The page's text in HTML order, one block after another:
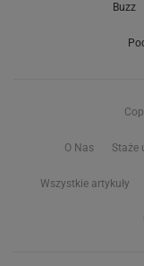
Buzz
O Nas Staże
Wszystkie artykuły